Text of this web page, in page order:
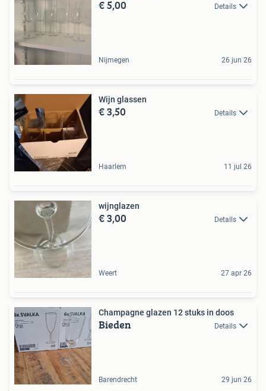
€ 5,00 Details
Nijmegen 26 jun 26
Wijn glassen
€ 3,50 Details
Haarlem 11 jul 26
wijnglazen
€ 3,00 Details
Weert 27 apr 26
Champagne glazen 12 stuks in doos
Bieden Details
Barendrecht 29 jun 26